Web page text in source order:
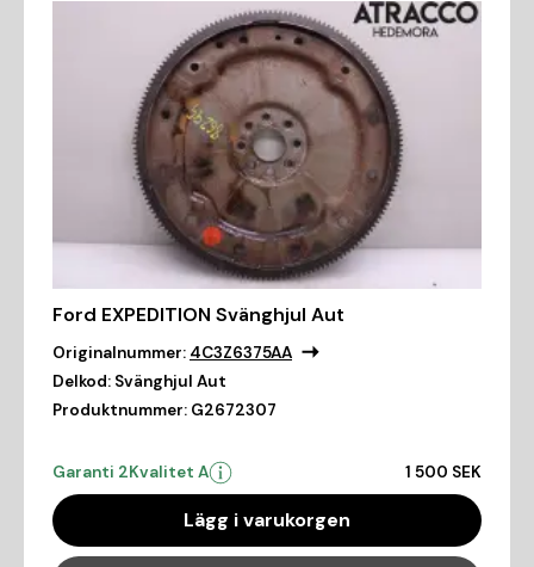
Ford EXPEDITION Svänghjul Aut
Originalnummer: 4C3Z6375AA
Delkod: Svänghjul Aut
Produktnummer: G2672307
Garanti 2Kvalitet A 1 500 SEK
Lägg i varukorgen